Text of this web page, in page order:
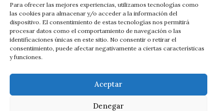
Para ofrecer las mejores experiencias, utilizamos tecnologías como
las cookies para almacenar y/o acceder a la información del
dispositivo. El consentimiento de estas tecnologías nos permitirá
procesar datos como el comportamiento de navegación o las
identificaciones únicas en este sitio. No consentir o retirar el
consentimiento, puede afectar negativamente a ciertas características
y funciones.
Aceptar
Denegar
español.
Saber más